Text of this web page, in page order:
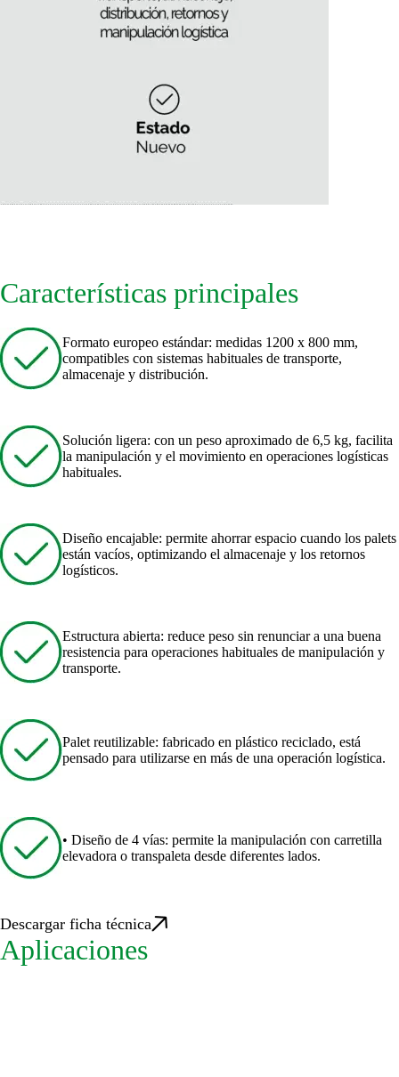
Características principales
Formato europeo estándar: medidas 1200 x 800 mm,
compatibles con sistemas habituales de transporte,
almacenaje y distribución.
Solución ligera: con un peso aproximado de 6,5 kg, facilita
la manipulación y el movimiento en operaciones logísticas
habituales.
Diseño encajable: permite ahorrar espacio cuando los palets
están vacíos, optimizando el almacenaje y los retornos
logísticos.
Estructura abierta: reduce peso sin renunciar a una buena
resistencia para operaciones habituales de manipulación y
transporte.
Palet reutilizable: fabricado en plástico reciclado, está
pensado para utilizarse en más de una operación logística.
• Diseño de 4 vías: permite la manipulación con carretilla
elevadora o transpaleta desde diferentes lados.
Descargar ficha técnica
Aplicaciones